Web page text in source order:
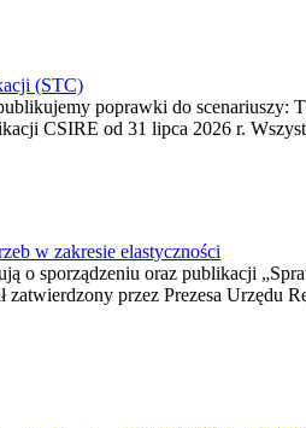
(STC)
poprawki do
CSIRE od 31 lipca 2026 r.
w zakresie elastyczności
o sporządzeniu oraz publikacji
zatwierdzony przez Prezesa